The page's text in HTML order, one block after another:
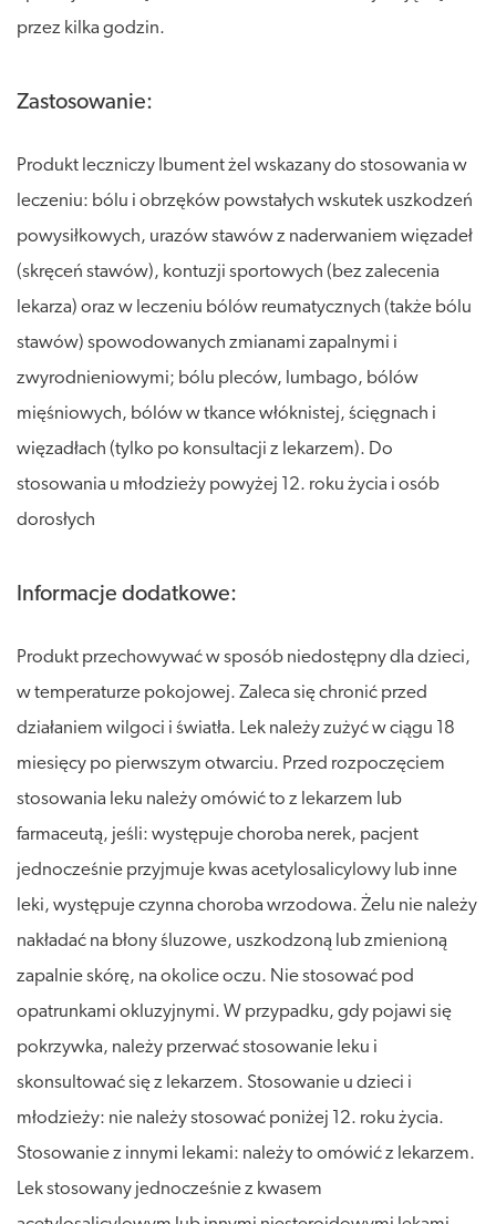
przez kilka godzin.
Zastosowanie:
Produkt leczniczy Ibument żel wskazany do stosowania w
leczeniu: bólu i obrzęków powstałych wskutek uszkodzeń
powysiłkowych, urazów stawów z naderwaniem więzadeł
(skręceń stawów), kontuzji sportowych (bez zalecenia
lekarza) oraz w leczeniu bólów reumatycznych (także bólu
stawów) spowodowanych zmianami zapalnymi i
zwyrodnieniowymi; bólu pleców, lumbago, bólów
mięśniowych, bólów w tkance włóknistej, ścięgnach i
więzadłach (tylko po konsultacji z lekarzem). Do
stosowania u młodzieży powyżej 12. roku życia i osób
dorosłych
Informacje dodatkowe:
Produkt przechowywać w sposób niedostępny dla dzieci,
w temperaturze pokojowej. Zaleca się chronić przed
działaniem wilgoci i światła. Lek należy zużyć w ciągu 18
miesięcy po pierwszym otwarciu. Przed rozpoczęciem
stosowania leku należy omówić to z lekarzem lub
farmaceutą, jeśli: występuje choroba nerek, pacjent
jednocześnie przyjmuje kwas acetylosalicylowy lub inne
leki, występuje czynna choroba wrzodowa. Żelu nie należy
nakładać na błony śluzowe, uszkodzoną lub zmienioną
zapalnie skórę, na okolice oczu. Nie stosować pod
opatrunkami okluzyjnymi. W przypadku, gdy pojawi się
pokrzywka, należy przerwać stosowanie leku i
skonsultować się z lekarzem. Stosowanie u dzieci i
młodzieży: nie należy stosować poniżej 12. roku życia.
Stosowanie z innymi lekami: należy to omówić z lekarzem.
Lek stosowany jednocześnie z kwasem